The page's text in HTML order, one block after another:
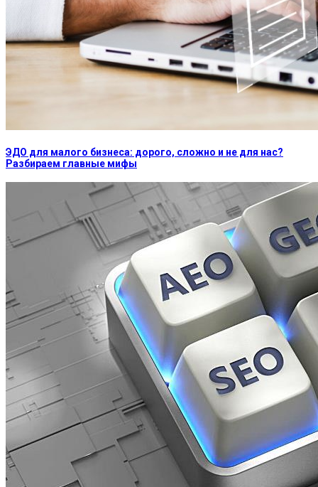
ЭДО для малого бизнеса: дорого, сложно и не для нас?
Разбираем главные мифы